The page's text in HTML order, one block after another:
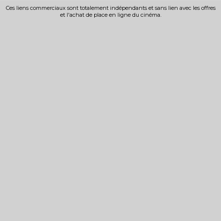
Ces liens commerciaux sont totalement indépendants et sans lien avec les offres
et l'achat de place en ligne du cinéma.